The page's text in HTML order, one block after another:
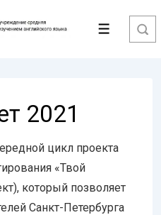
Меню
2021
цикл проекта
«Твой
который позволяет
Санкт-Петербурга